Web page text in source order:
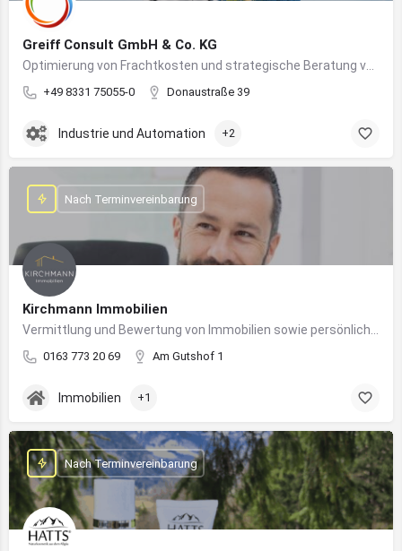
Greiff Consult GmbH & Co. KG
+49 8331 75055-0 Donaustraße 39
Industrie und Automation +2
Kirchmann Immobilien
0163 773 20 69 Am Gutshof 1
Nach Terminvereinbarung
Immobilien +1
Nach Terminvereinbarung